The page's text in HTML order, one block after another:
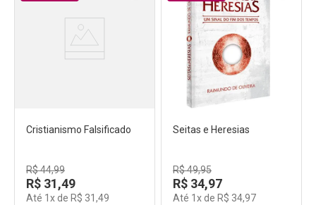
Cristianismo Falsificado
R$44,99
R$ 31,49
Até 1 x de R$ 31 ,49
Seitas e Heresias
R$49,95
R$ 34,97
Até 1 x de R$ 34,97